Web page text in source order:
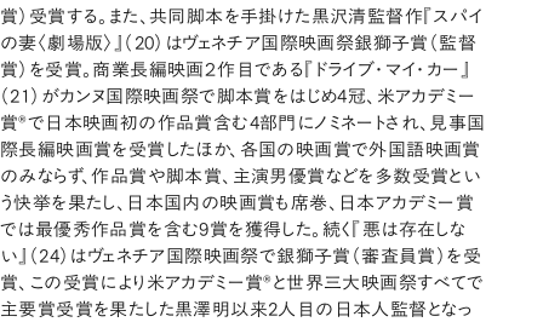
賞）受賞する。また、共同脚本を手掛けた黒沢清監督作『スパイ
の妻〈劇場版〉』（20）はヴェネチア国際映画祭銀獅子賞（監督
賞）を受賞。商業長編映画２作目である『ドライブ・マイ・カー』
（21）がカンヌ国際映画祭で脚本賞をはじめ4冠、米アカデミー
賞®で日本映画初の作品賞含む4部門にノミネートされ、見事国
際長編映画賞を受賞したほか、各国の映画賞で外国語映画賞
のみならず、作品賞や脚本賞、主演男優賞などを多数受賞とい
う快挙を果たし、日本国内の映画賞も席巻、日本アカデミー賞
では最優秀作品賞を含む9賞を獲得した。続く『悪は存在しな
い』（24）はヴェネチア国際映画祭で銀獅子賞（審査員賞）を受
賞、この受賞により米アカデミー賞®と世界三大映画祭すべてで
主要賞受賞を果たした黒澤明以来2人目の日本人監督となっ